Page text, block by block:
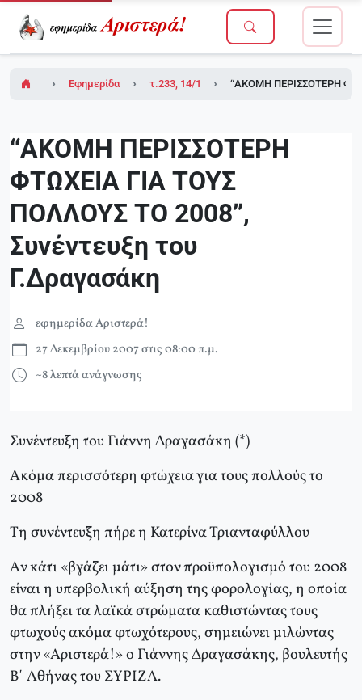
Εφημερίδα Αριστερά!τ.233, 14/12/2007“ΑΚΟΜΗ ΠΕΡΙΣΣΟΤΕΡΗ
“ΑΚΟΜΗ ΠΕΡΙΣΣΟΤΕΡΗ
ΦΤΩΧΕΙΑ ΓΙΑ ΤΟΥΣ
ΠΟΛΛΟΥΣ ΤΟ 2008”,
Συνέντευξη του
Γ.Δραγασάκη
εφημερίδα Αριστερά!
27 Δεκεμβρίου 2007 στις 08:00 π.μ.
~8 λεπτά ανάγνωσης
Συνέντευξη του Γιάννη Δραγασάκη (*)
Aκόμα περισσότερη φτώχεια για τους πολλούς το
2008
Tη συνέντευξη πήρε η Κατερίνα Τριανταφύλλου
Aν κάτι «βγάζει μάτι» στον προϋπολογισμό του 2008
είναι η υπερβολική αύξηση της φορολογίας, η οποία
θα πλήξει τα λαϊκά στρώματα καθιστώντας τους
φτωχούς ακόμα φτωχότερους, σημειώνει μιλώντας
στην «Aριστερά!» ο Γιάννης Δραγασάκης, βουλευτής
B΄ Aθήνας του ΣYPIZA.